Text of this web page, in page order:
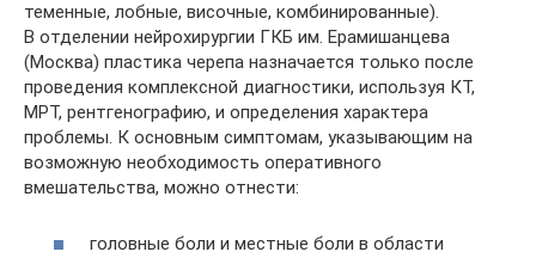
теменные, лобные, височные, комбинированные).
В отделении нейрохирургии ГКБ им. Ерамишанцева
(Москва) пластика черепа назначается только после
проведения комплексной диагностики, используя КТ,
МРТ, рентгенографию, и определения характера
проблемы. К основным симптомам, указывающим на
возможную необходимость оперативного
вмешательства, можно отнести:
головные боли и местные боли в области